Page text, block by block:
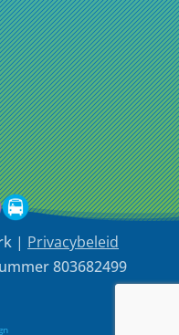
| Privacybeleid
803682499